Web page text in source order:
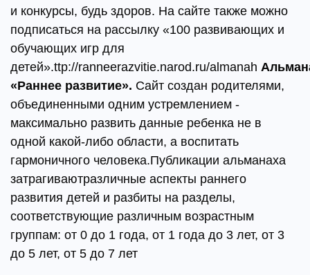
и конкурсы, будь здоров. На сайте также можно
подписаться на рассылку «100 развивающих и
обучающих игр для
детей».ttp://ranneerazvitie.narod.ru/almanah
«Раннее развитие». Сайт создан родителями,
объединенными одним устремлением -
максимально развить данные ребенка не в
одной какой-либо области, а воспитать
гармоничного человека.Публикации альманаха
затрагиваютразличные аспекты раннего
развития детей и разбиты на разделы,
соответствующие различным возрастным
группам: от 0 до 1 года, от 1 года до 3 лет, от 3
до 5 лет, от 5 до 7 лет